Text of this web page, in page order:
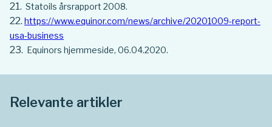
Statoils årsrapport 2008.
https://www.equinor.com/news/archive/20201009-report-
usa-business
Equinors hjemmeside, 06.04.2020.
Relevante artikler